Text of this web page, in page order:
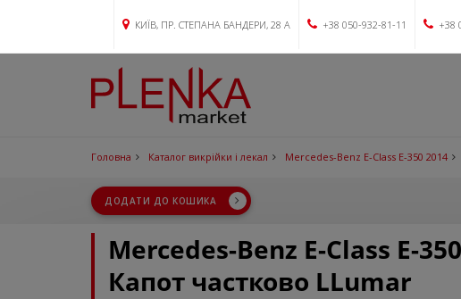
КИЇВ, ПР. СТЕПАНА БАНДЕРИ, 28 А +38 050-932-81-11 +38
Головна Каталог викрійки і лекал Mercedes-Benz E-Class E-350 2014
ДОДАТИ ДО КОШИКА
Mercedes-Benz E-Class E-
Капот частково LLumar